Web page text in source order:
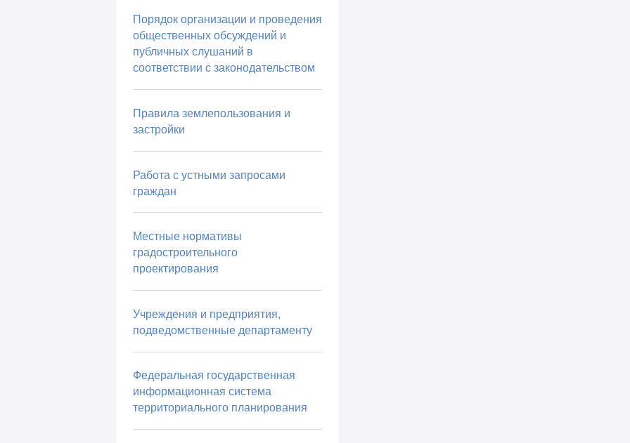
Порядок организации и проведения
общественных обсуждений и
публичных слушаний в
соответствии с законодательством
Правила землепользования и
застройки
Работа с устными запросами
граждан
Местные нормативы
градостроительного
проектирования
Учреждения и предприятия,
подведомственные департаменту
Федеральная государственная
информационная система
территориального планирования